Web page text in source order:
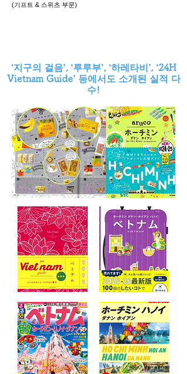
(기프트 & 스위츠 부문)
‘지구의 걸음’, ‘루루부’, ‘하레타비’, ‘24H
Vietnam Guide’ 등에서도 소개된 실적 다
수!